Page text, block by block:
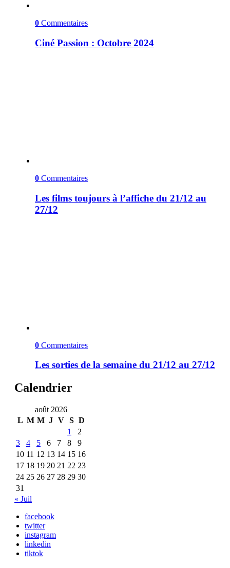
0 Commentaires
Ciné Passion : Octobre 2024
0 Commentaires
Les films toujours à l’affiche du 21/12 au
27/12
0 Commentaires
Les sorties de la semaine du 21/12 au 27/12
Calendrier
août 2026
L M M J V S D
1
2
3
4 5 6 7 8
9
10 11 12 13 14 15 16
17 18 19 20 21 22 23
24 25 26 27 28 29 30
31
« Juil
facebook
twitter
instagram
linkedin
tiktok